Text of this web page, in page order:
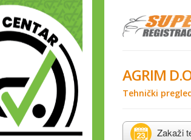
AGRIM
Tehnički
Zakaži